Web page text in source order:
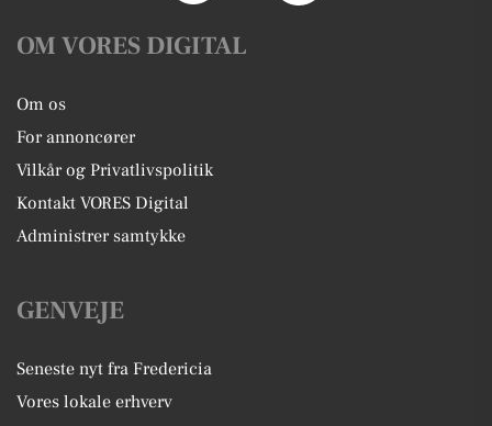
OM VORES DIGITAL
Om os
For annoncører
Vilkår og Privatlivspolitik
Kontakt VORES Digital
Administrer samtykke
GENVEJE
Seneste nyt fra Fredericia
Vores lokale erhverv